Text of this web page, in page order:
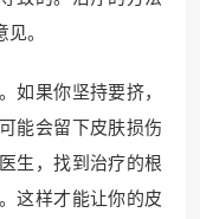
。
如果你坚持要挤，
能会留下皮肤损伤
生，找到治疗的根
这样才能让你的皮